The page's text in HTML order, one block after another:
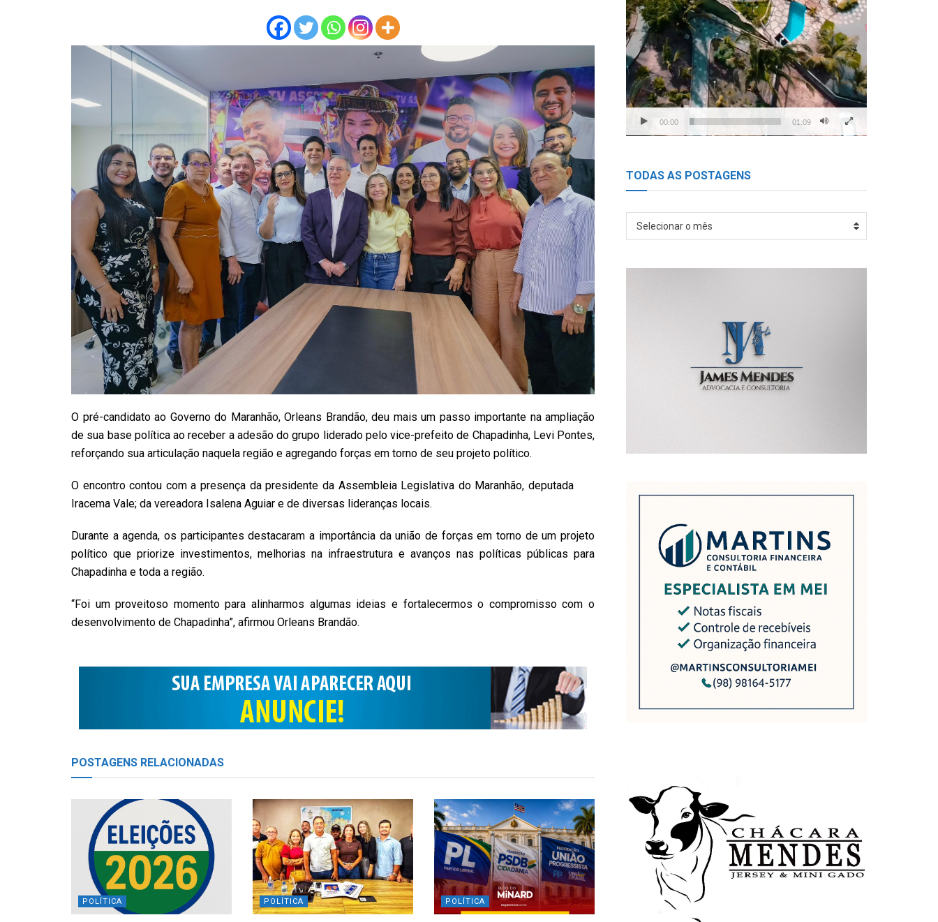
O pré-candidato ao Governo do Maranhão, Orleans Brandão, deu mais um passo importante na ampliação
de sua base política ao receber a adesão do grupo liderado pelo vice-prefeito de Chapadinha, Levi Pontes,
reforçando sua articulação naquela região e agregando forças em torno de seu projeto político.
O encontro contou com a presença da presidente da Assembleia Legislativa do Maranhão, deputada
Iracema Vale; da vereadora Isalena Aguiar e de diversas lideranças locais.
Durante a agenda, os participantes destacaram a importância da união de forças em torno de um projeto
político que priorize investimentos, melhorias na infraestrutura e avanços nas políticas públicas para
Chapadinha e toda a região.
“Foi um proveitoso momento para alinharmos algumas ideias e fortalecermos o compromisso com o
desenvolvimento de Chapadinha”, afirmou Orleans Brandão.
POSTAGENS RELACIONADAS
POLÍTICA POLÍTICA POLÍTICA
00:00 01:09
TODAS AS POSTAGENS
TODAS
Selecionar o mês